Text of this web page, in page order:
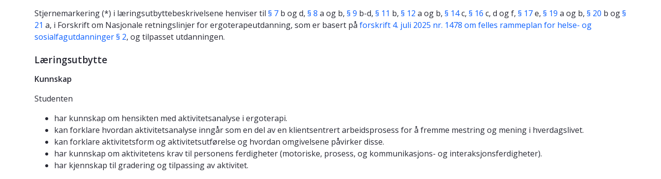
Stjernemarkering (*) i læringsutbyttebeskrivelsene henviser til § 7 b og d, § 8 a og b, § 9 b-d, § 11 b, § 12 a og b, § 14c, § 16 c, d og f, § 17e, § 19 a og b, § 20 b og§
21 a, i Forskrift om Nasjonale retningslinjer for ergoterapeutdanning, som er basert på forskrift 4. juli 2025 nr. 1478 om felles rammeplan for helse- og
sosialfagutdanninger § 2, og tilpasset utdanningen.
Læringsutbytte
Kunnskap
Studenten
har kunnskap om hensikten med aktivitetsanalyse i ergoterapi.
kan forklare hvordan aktivitetsanalyse inngår som en del av en klientsentrert arbeidsprosess for å fremme mestring og mening i hverdagslivet.
kan forklare aktivitetsform og aktivitetsutførelse og hvordan omgivelsene påvirker disse.
har kunnskap om aktivitetens krav til personens ferdigheter (motoriske, prosess, og kommunikasjons- og interaksjonsferdigheter).
har kjennskap til gradering og tilpassing av aktivitet.